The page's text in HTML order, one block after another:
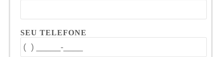
SEU TELEFONE